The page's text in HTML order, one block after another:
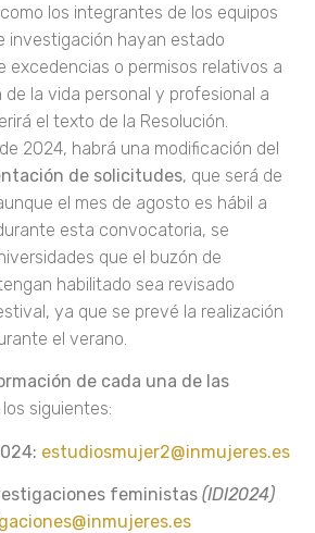
los integrantes de los equipos
investigación hayan estado
excedencias o permisos relativos a
de la vida personal y profesional a
el texto de la Resolución.
2024, habrá una modificación del
de solicitudes, que será de
el mes de agosto es hábil a
esta convocatoria, se
que el buzón de
habilitado sea revisado
ya que se prevé la realización
el verano.
de cada una de las
siguientes:
estudiosmujer2@inmujeres.es
feministas (IDI2024)